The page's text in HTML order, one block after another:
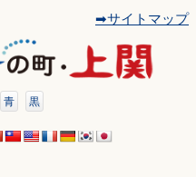
➡サイトマップ
青 黒